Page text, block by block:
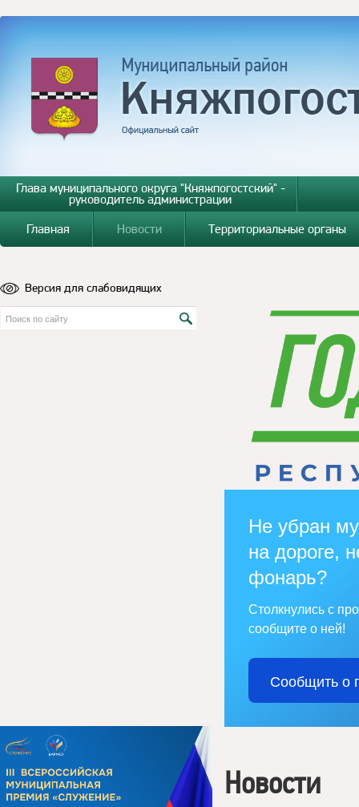
Глава муниципального округа "Княжпогостский" -
руководитель администрации
Главная
Новости Территориальные органы
Версия для слабовидящих
Не убран
на дороге,
фонарь?
Столкнулись с
сообщите о ней!
Сообщить о
Новости